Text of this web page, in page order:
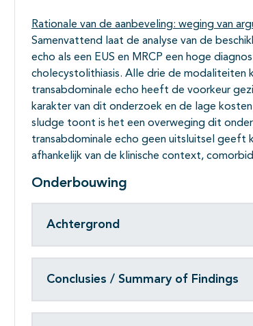
Rationale van de aanbeveling: weging van
Samenvattend laat de analyse van de
echo als een EUS en MRCP een hoge
cholecystolithiasis. Alle drie de modaliteiten
transabdominale echo heeft de voorkeur
karakter van dit onderzoek en de lage
sludge toont is het een overweging dit
transabdominale echo geen uitsluitsel
afhankelijk van de klinische context,
Onderbouwing
Achtergrond
Conclusies / Summary of Findings